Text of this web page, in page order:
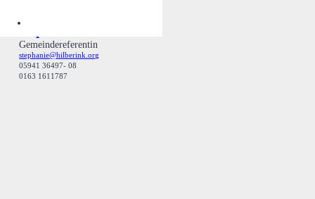
Gemeindereferentin
stephanie@hilberink.org
05941 36497- 08
0163 1611787